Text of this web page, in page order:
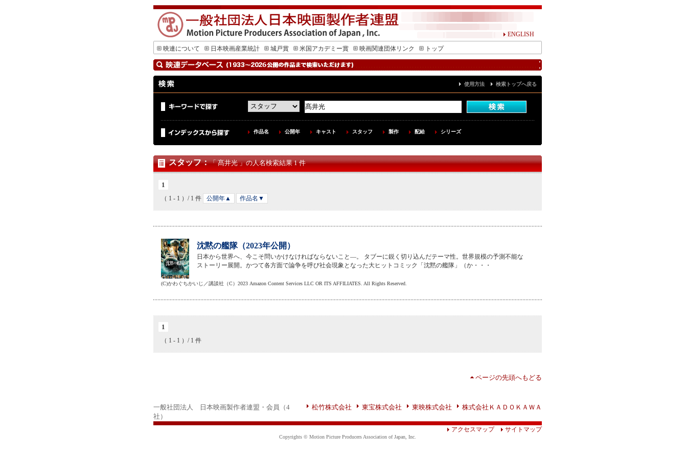
ENGLISH
映連について
日本映画産業統計 城戸賞 米国アカデミー賞 映画関連団体リンク トップ
使用方法 検索トップへ戻る
作品名 公開年 キャスト スタッフ 製作 配給 シリーズ
スタッフ：「 髙井光 」の人名検索結果 1 件
1
（ 1 - 1 ）/ 1 件 公開年▲ 作品名▼
沈黙の艦隊（2023年公開）
日本から世界へ、今こそ問いかけなければならないこと―。 タブーに鋭く切り込んだテーマ性。世界規模の予測不能な
ストーリー展開。かつて各方面で論争を呼び社会現象となった大ヒットコミック「沈黙の艦隊」（か・・・
(C)かわぐちかいじ／講談社（C）2023 Amazon Content Services LLC OR ITS AFFILIATES. All Rights Reserved.
1
（ 1 - 1 ）/ 1 件
ページの先頭へもどる
一般社団法人 日本映画製作者連盟・会員（4
社）
松竹株式会社 東宝株式会社 東映株式会社 株式会社ＫＡＤＯＫＡＷＡ
アクセスマップ サイトマップ
Copyrights © Motion Picture Producers Association of Japan, Inc.